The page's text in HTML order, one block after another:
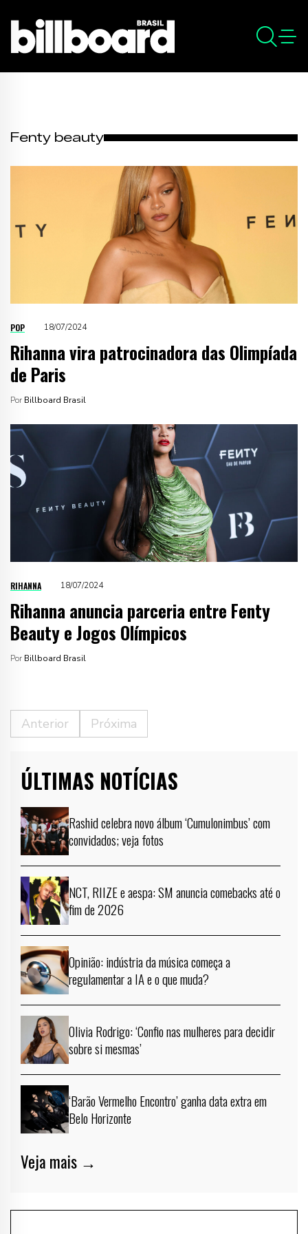
Fenty beauty
POP 18/07/2024
Rihanna vira patrocinadora das Olimpíada
de Paris
Por Billboard Brasil
RIHANNA 18/07/2024
Rihanna anuncia parceria entre Fenty
Beauty e Jogos Olímpicos
Por Billboard Brasil
Anterior Próxima
ÚLTIMAS NOTÍCIAS
Rashid celebra novo álbum ‘Cumulonimbus’ com
convidados; veja fotos
NCT, RIIZE e aespa: SM anuncia comebacks até o
fim de 2026
Opinião: indústria da música começa a
regulamentar a IA e o que muda?
Olivia Rodrigo: ‘Confio nas mulheres para decidir
sobre si mesmas’
‘Barão Vermelho Encontro’ ganha data extra em
Belo Horizonte
Veja mais →